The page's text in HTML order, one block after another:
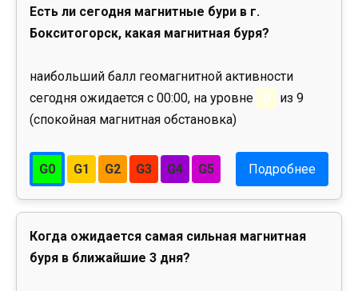
Есть ли сегодня магнитные бури в г.
Бокситогорск, какая магнитная буря?
наибольший балл геомагнитной активности
сегодня ожидается с 00:00, на уровне
0
из 9
(спокойная магнитная обстановка)
G0 G1 G2 G3 G4 G5 Подробнее
Когда ожидается самая сильная магнитная
буря в ближайшие 3 дня?